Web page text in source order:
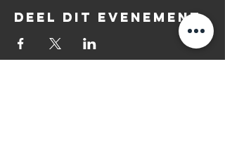
Deel dit evenement